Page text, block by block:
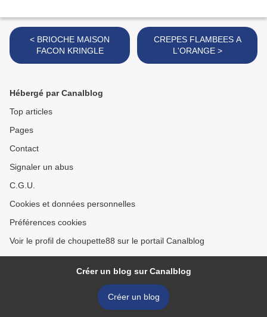
< BRIOCHE MAISON
FACON KRINGLE
CREPES FLAMBEES A
L'ORANGE >
Hébergé par Canalblog
Top articles
Pages
Contact
Signaler un abus
C.G.U.
Cookies et données personnelles
Préférences cookies
Voir le profil de choupette88 sur le portail Canalblog
Créer un blog sur Canalblog
Créer un blog